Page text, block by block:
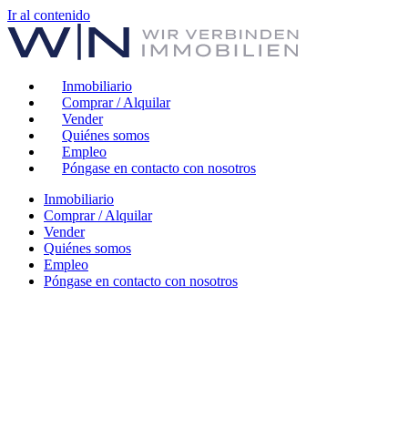
Ir al contenido
Inmobiliario
Comprar / Alquilar
Vender
Quiénes somos
Empleo
Póngase en contacto con nosotros
Inmobiliario
Comprar / Alquilar
Vender
Quiénes somos
Empleo
Póngase en contacto con nosotros